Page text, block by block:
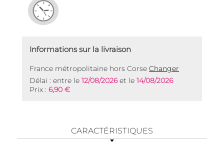
Informations sur la livraison
France métropolitaine hors Corse Changer
Délai : entre le 12/08/2026et le 14/08/2026
Prix : 6,90 €
CARACTÉRISTIQUES